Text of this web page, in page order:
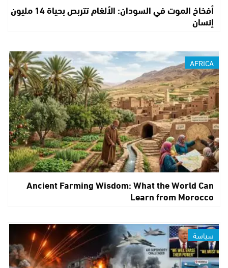
أفخاخ الموت في السودان: الألغام تتربص بحياة 14 مليون
إنسان
AFRICA
Ancient Farming Wisdom: What the World Can
Learn from Morocco
سياسة